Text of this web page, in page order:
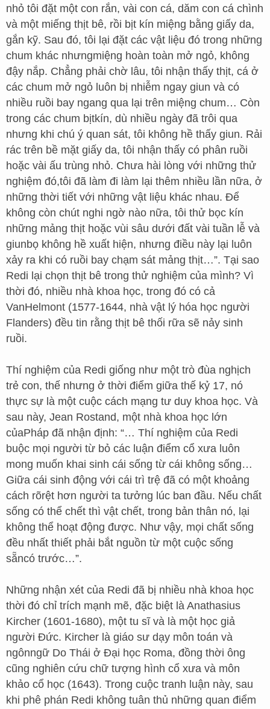
nhỏ tôi đặt một con rắn, vài con cá, dăm con cá chình
và một miếng thịt bê, rồi bịt kín miệng bằng giấy da,
gắn kỹ. Sau đó, tôi lại đặt các vật liệu đó trong những
chum khác nhưngmiệng hoàn toàn mở ngỏ, không
đậy nắp. Chẳng phải chờ lâu, tôi nhận thấy thịt, cá ở
các chum mở ngỏ luôn bị nhiễm ngay giun và có
nhiều ruồi bay ngang qua lại trên miệng chum… Còn
trong các chum bịtkín, dù nhiều ngày đã trôi qua
nhưng khi chú ý quan sát, tôi không hề thấy giun. Rải
rác trên bề mặt giấy da, tôi nhận thấy có phân ruồi
hoặc vài ấu trùng nhỏ. Chưa hài lòng với những thử
nghiệm đó,tôi đã làm đi làm lại thêm nhiều lần nữa, ở
những thời tiết với những vật liệu khác nhau. Để
không còn chút nghi ngờ nào nữa, tôi thử bọc kín
những mảng thịt hoặc vùi sâu dưới đất vài tuần lễ và
giunbọ không hề xuất hiện, nhưng điều này lại luôn
xảy ra khi có ruồi bay chạm sát mảng thịt…”. Tại sao
Redi lại chọn thịt bê trong thử nghiệm của mình? Vì
thời đó, nhiều nhà khoa học, trong đó có cả
VanHelmont (1577-1644, nhà vật lý hóa học người
Flanders) đều tin rằng thịt bê thối rữa sẽ nảy sinh
ruồi.
Thí nghiệm của Redi giống như một trò đùa nghịch
trẻ con, thế nhưng ở thời điểm giữa thế kỷ 17, nó
thực sự là một cuộc cách mạng tư duy khoa học. Và
sau này, Jean Rostand, một nhà khoa học lớn
củaPháp đã nhận định: “… Thí nghiệm của Redi
buộc mọi người từ bỏ các luận điểm cổ xưa luôn
mong muốn khai sinh cái sống từ cái không sống…
Giữa cái sinh động với cái trì trệ đã có một khoảng
cách rõrệt hơn người ta tưởng lúc ban đầu. Nếu chất
sống có thể chết thì vật chết, trong bản thân nó, lại
không thể hoạt động được. Như vậy, mọi chất sống
đều nhất thiết phải bắt nguồn từ một cuộc sống
sẵncó trước…”.
Những nhận xét của Redi đã bị nhiều nhà khoa học
thời đó chỉ trích mạnh mẽ, đặc biệt là Anathasius
Kircher (1601-1680), một tu sĩ và là một học giả
người Đức. Kircher là giáo sư dạy môn toán và
ngônngữ Do Thái ở Đại học Roma, đồng thời ông
cũng nghiên cứu chữ tượng hình cổ xưa và môn
khảo cổ học (1643). Trong cuộc tranh luận này, sau
khi phê phán Redi không tuân thủ những quan điểm